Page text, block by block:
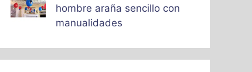
hombre araña sencillo con
manualidades